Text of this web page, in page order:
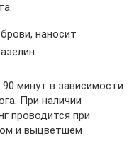
наносит
минут в зависимости
При наличии
проводится при
и выцветшем